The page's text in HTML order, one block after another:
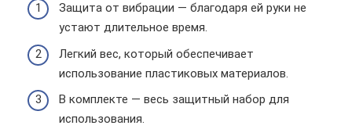
Защита от вибрации — благодаря ей руки не
устают длительное время.
Легкий вес, который обеспечивает
использование пластиковых материалов.
В комплекте — весь защитный набор для
использования.